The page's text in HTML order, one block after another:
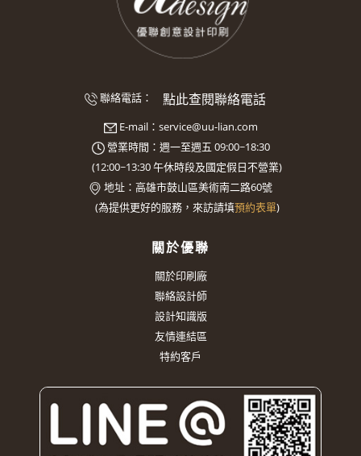
聯絡電話： 點此查閱聯絡電話
E-mail： service@uu-lian.com
營業時間：週一至週五 09:00~18:30
(12:00~13:30午休時段及國定假日不營業)
地址： 高雄市鼓山區美術南二路60號
(為提供更好的服務，來訪請填預約表單)
關於優聯
關於印刷廠
聯絡設計師
設計知識版
友情連結區
特約客戶